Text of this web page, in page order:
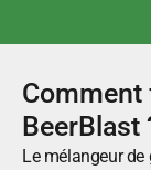
BeerBlast
Le mélangeur de